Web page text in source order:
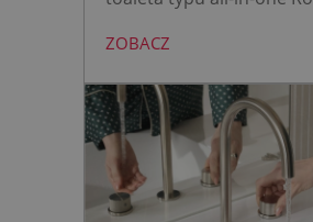
montażu stelaża
Zyskujesz do 20 cm
łazience i o 15% cichsze
spłukiwanie dzięki
opartej na efekcie
Idealne rozwiązanie do
remontów bez kucia ścian.
ZOBACZ